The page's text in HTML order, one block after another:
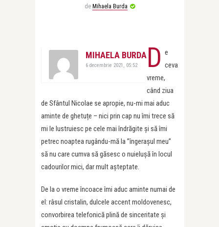
de Mihaela Burda
MIHAELA BURDA
6 decembrie 2021, 05:52 D e
ceva
vreme,
când ziua
de Sfântul Nicolae se apropie, nu-mi mai aduc
aminte de ghetuțe – nici prin cap nu îmi trece să
mi le lustruiesc pe cele mai îndrăgite și să îmi
petrec noaptea rugându-mă la ”îngerașul meu”
să nu care cumva să găsesc o nuielușă în locul
cadourilor mici, dar mult așteptate.
De la o vreme încoace îmi aduc aminte numai de
el: râsul cristalin, dulcele accent moldovenesc,
convorbirea telefonică plină de sinceritate și